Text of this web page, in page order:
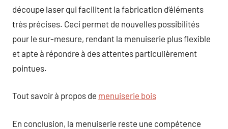
découpe laser qui facilitent la fabrication d’éléments
très précises. Ceci permet de nouvelles possibilités
pour le sur-mesure, rendant la menuiserie plus flexible
et apte à répondre à des attentes particulièrement
pointues.
Tout savoir à propos de menuiserie bois
En conclusion, la menuiserie reste une compétence